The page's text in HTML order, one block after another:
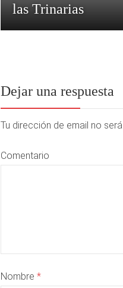
las Trinarias
Dejar una respuesta
Tu dirección de email no
Comentario
Nombre *